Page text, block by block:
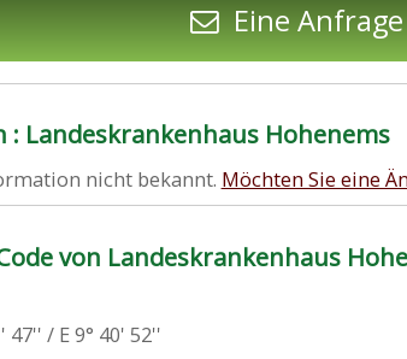
Eine
: Landeskrankenhaus Hohenems
nicht bekannt. Möchten Sie eine
von Landeskrankenhaus
47'' / E 9° 40' 52''